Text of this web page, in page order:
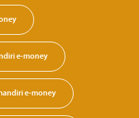
e-money
e-money